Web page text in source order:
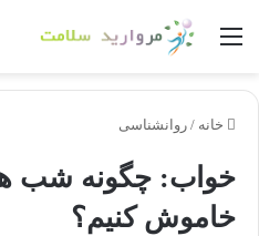
خانه / روانشناسی
خواب: چگونه شب ها
خاموش کنیم؟